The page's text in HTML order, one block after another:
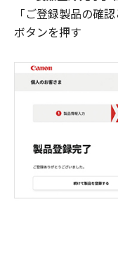
「ご登録製品の確認
ボタンを押す